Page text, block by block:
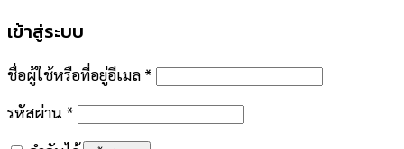
เข้าสู่ระบบ
ชื่อผู้ใช้หรือที่อยู่อีเมล *
รหัสผ่าน *